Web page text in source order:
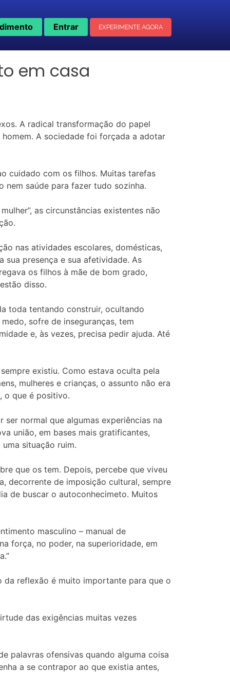
Entrar EXPERIMENTE AGORA
em casa
A radical transformação do papel
A sociedade foi forçada a adotar
cuidado com os filhos. Muitas tarefas
nem saúde para fazer tudo sozinha.
as circunstâncias existentes não
nas atividades escolares, domésticas,
sua presença e sua afetividade. As
os filhos à mãe de bom grado,
disso.
toda tentando construir, ocultando
sofre de inseguranças, tem
e, às vezes, precisa pedir ajuda. Até
existiu. Como estava oculta pela
mulheres e crianças, o assunto não era
o que é positivo.
normal que algumas experiências na
união, em bases mais gratificantes,
situação ruim.
que os tem. Depois, percebe que viveu
decorrente de imposição cultural, sempre
de buscar o autoconhecimeto. Muitos
masculino – manual de
força, no poder, na superioridade, em
da reflexão é muito importante para que o
das exigências muitas vezes
palavras ofensivas quando alguma coisa
a se contrapor ao que existia antes,